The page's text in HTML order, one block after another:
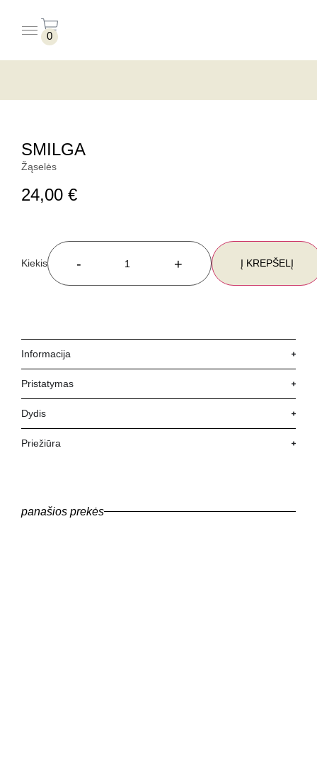
0
SMILGA
Žąselės
24,00 €
- + Į KREPŠELĮ
Informacija
Pristatymas
Dydis
Priežiūra
panašios prekės